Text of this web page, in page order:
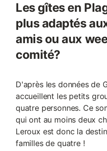
Les gîtes en
plus adaptés
amis ou aux
comité?
D'après les données de
accueillent les petits
quatre personnes. Ce
qui ont au moins deux
Leroux est donc la
familles de quatre !